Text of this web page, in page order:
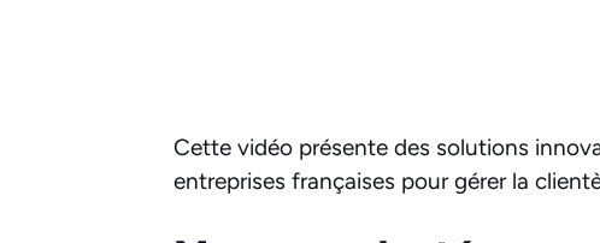
Cette vidéo présente des solutions
entreprises françaises pour gérer la